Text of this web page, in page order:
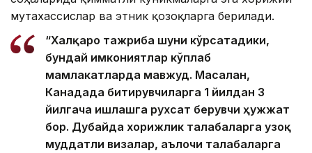
мутахассислар ва этник қозоқларга берилади.
“Халқаро тажриба шуни кўрсатадики,
бундай имкониятлар кўплаб
мамлакатларда мавжуд. Масалан,
Канадада битирувчиларга 1 йилдан 3
йилгача ишлашга рухсат берувчи ҳужжат
бор. Дубайда хорижлик талабаларга узоқ
муддатли визалар, аълочи талабаларга